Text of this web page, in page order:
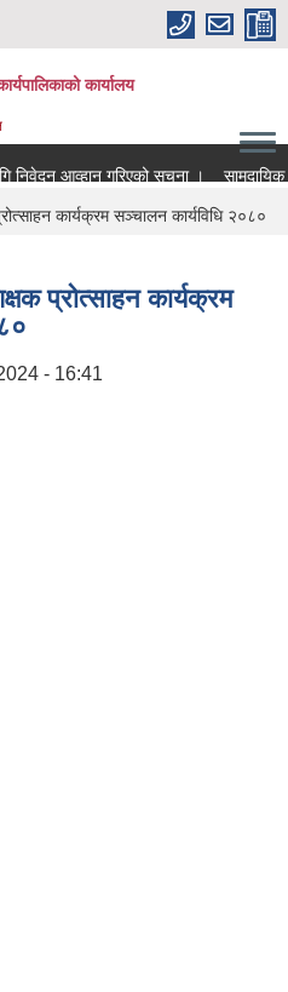
कार्यालय
निवेदन आव्हान गरिएको सूचना ।
सामुदायिक
कार्यक्रम सञ्चालन कार्यविधि २०८०
प्रोत्साहन कार्यक्रम
- 16:41